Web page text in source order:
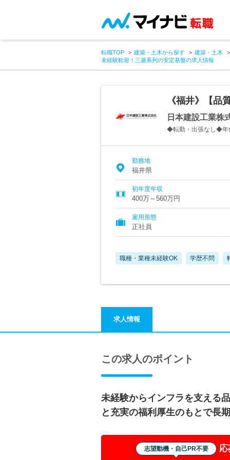
転職TOP 建築・土木から探す
建築・土木
未経験歓迎！三菱系列の安定基盤の求人情報
《福井》【品
日本建設工業株
◆転勤・出張なし◆
勤務地
福井県
初年度年収
400万～560万円
雇用形態
正社員
職種・業種未経験OK 学歴不問
求人情報
この求人のポイント
未経験からインフラを支える
と充実の福利厚生のもとで長
志望動機・自己PR不要